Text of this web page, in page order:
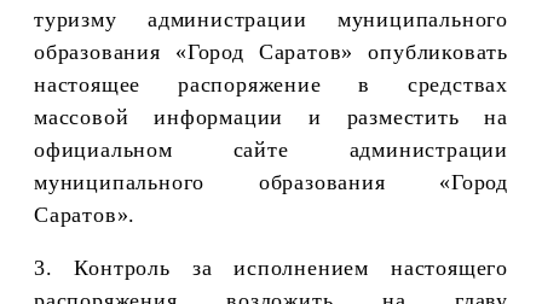
туризму администрации муниципального
образования «Город Саратов» опубликовать
настоящее распоряжение в средствах
массовой информации и разместить на
официальном сайте администрации
муниципального образования «Город
Саратов».
3. Контроль за исполнением настоящего